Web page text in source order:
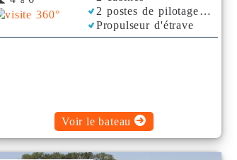
2 postes de pilotage
Propulseur d'étrave
Voir le bateau